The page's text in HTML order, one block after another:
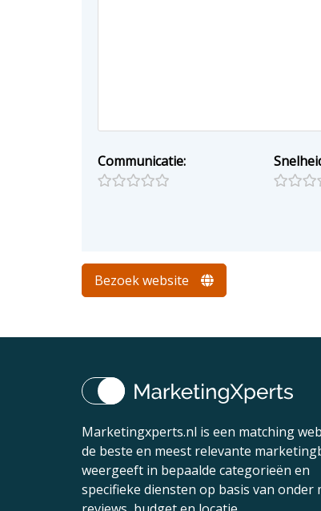
Communicatie:
Bezoek website
Marketingxperts.nl is een matching
de beste en meest relevante
weergeeft in bepaalde categorieën en
specifieke diensten op basis van onder